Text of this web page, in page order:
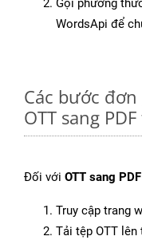
Gọi phương
WordsApi để
Các bước
OTT sang
Đối với OTT sang PDF
Truy cập trang
Tải tệp OTT